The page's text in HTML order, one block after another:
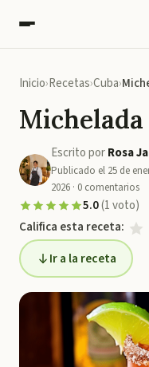
Inicio Recetas Cuba
Michelada
Escrito porRosa
Publicado el 25 de
2026 · 0 comentarios
5.0(1voto)
Califica esta receta:
Ir a la receta